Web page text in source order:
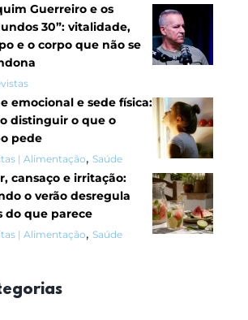
Guerreiro e os
30”: vitalidade,
e o corpo que não se
emocional e sede física:
distinguir o que o
pede
| Alimentação, Saúde
cansaço e irritação:
o verão desregula
do que parece
| Alimentação, Saúde